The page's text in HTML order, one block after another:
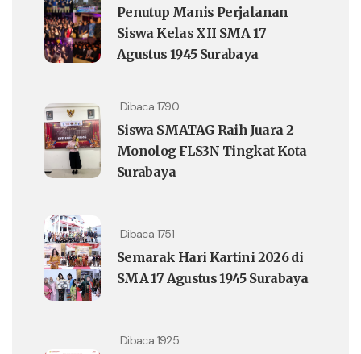
Penutup Manis Perjalanan
Siswa Kelas XII SMA 17
Agustus 1945 Surabaya
Dibaca 1790
Siswa SMATAG Raih Juara 2
Monolog FLS3N Tingkat Kota
Surabaya
Dibaca 1751
Semarak Hari Kartini 2026 di
SMA 17 Agustus 1945 Surabaya
Dibaca 1925